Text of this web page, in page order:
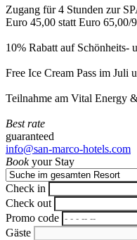
Zugang für 4 Stunden zur
Euro 45,00 statt Euro 65,00/
10% Rabatt auf Schönheits-
Free Ice Cream Pass im Juli
Teilnahme am Vital Energy
Best rate
guaranteed
info@san-marco-hotels.com
Bookyour Stay
Check in
Check out
Promo code
Gäste